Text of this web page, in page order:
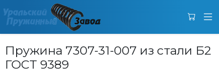
Пружина 7307-31-007 из стали Б2
ГОСТ 9389